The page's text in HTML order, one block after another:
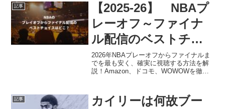
記事
【2025-26】 NBAプ
レーオフ～ファイナ
ル配信のベストチョ
イスは？
2026年NBAプレーオフからファイナルま
でを最も安く、確実に視聴する方法を解
説！Amazon、ドコモ、WOWOWを徹底
落とし穴も紹介。あなたに最適な配信サ
ービスがわかります。
記事
カイリーは何故ブー